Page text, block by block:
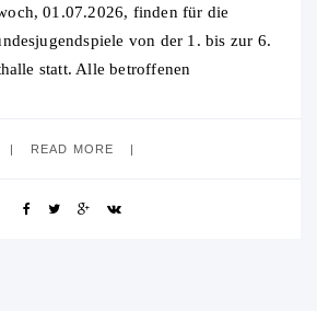
01.07.2026, finden für die
von der 1. bis zur 6.
statt. Alle betroffenen
READ MORE